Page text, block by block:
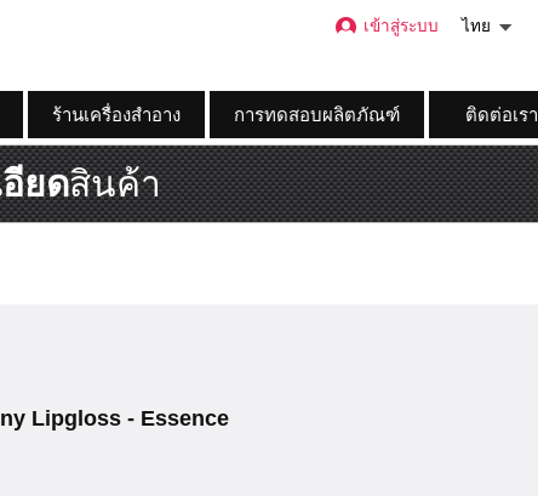
ร้านเครื่องสำอาง การทดสอบผลิตภัณฑ์ ติดต่อเรา
เข้าสู่ระบบ ไทย
อียดสินค้า
Lipgloss - Essence